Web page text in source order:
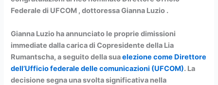
Federale di UFCOM , dottoressa Gianna Luzio .
Gianna Luzio ha annunciato le propriedimissioni
immediate dalla carica di Copresidente della Lia
Rumantscha, a seguito della suaelezione come Direttore
dell’Ufficio federale delle comunicazioni (UFCOM). La
decisione segna una svolta significativa nella